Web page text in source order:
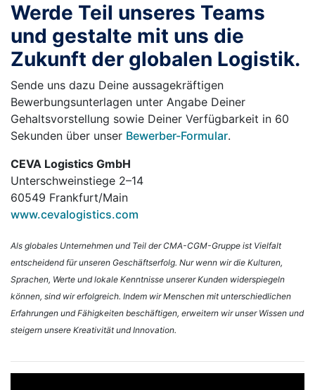
Werde Teil unseres Teams
und gestalte mit uns die
Zukunft der globalen Logistik.
Sende uns dazu Deine aussagekräftigen
Bewerbungsunterlagen unter Angabe Deiner
Gehaltsvorstellung sowie Deiner Verfügbarkeit in 60
Sekunden über unser Bewerber-Formular.
CEVA Logistics GmbH
Unterschweinstiege 2–14
60549 Frankfurt/Main
www.cevalogistics.com
Als globales Unternehmen und Teil der CMA-CGM-Gruppe ist Vielfalt
entscheidend für unseren Geschäftserfolg. Nur wenn wir die Kulturen,
Sprachen, Werte und lokale Kenntnisse unserer Kunden widerspiegeln
können, sind wir erfolgreich. Indem wir Menschen mit unterschiedlichen
Erfahrungen und Fähigkeiten beschäftigen, erweitern wir unser Wissen und
steigern unsere Kreativität und Innovation.